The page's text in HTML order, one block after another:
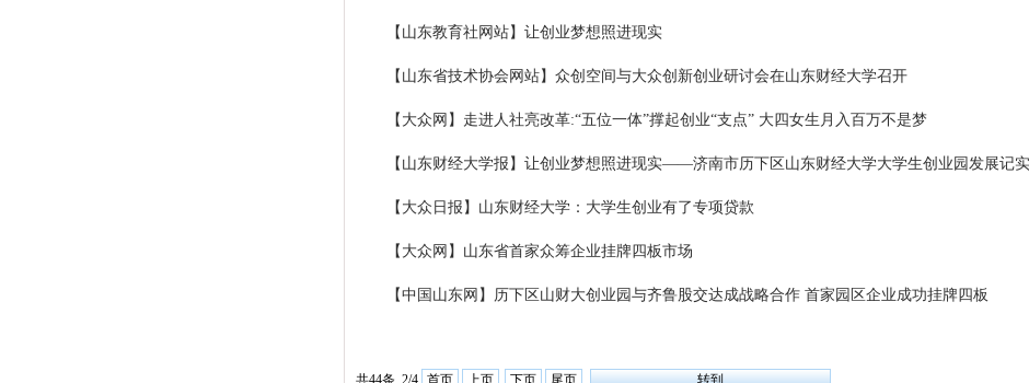
【山东教育社网站】让创业梦想照进现实
【山东省技术协会网站】众创空间与大众创新创业研讨会在山东财经大学召开
【大众网】走进人社亮改革:“五位一体”撑起创业“支点” 大四女生月入百万不是梦
【山东财经大学报】让创业梦想照进现实——济南市历下区山东财经大学大学生创业园发展记实
【大众日报】山东财经大学：大学生创业有了专项贷款
【大众网】山东省首家众筹企业挂牌四板市场
【中国山东网】历下区山财大创业园与齐鲁股交达成战略合作 首家园区企业成功挂牌四板
共44条 2/4 首页 上页 下页 尾页